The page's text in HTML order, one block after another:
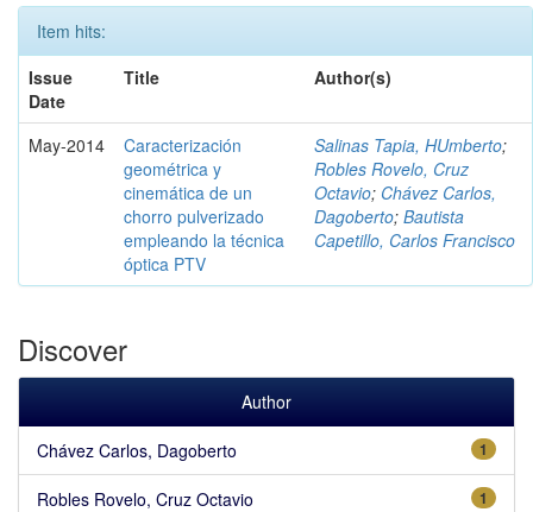
Item hits:
Issue
Date
Title Author(s)
May-2014
Caracterización
geométrica y
cinemática de un
chorro pulverizado
empleando la técnica
óptica PTV
Salinas Tapia, HUmberto;
Robles Rovelo, Cruz
Octavio; Chávez Carlos,
Dagoberto; Bautista
Capetillo, Carlos Francisco
Discover
Author
1
Chávez Carlos, Dagoberto
1
Robles Rovelo, Cruz Octavio